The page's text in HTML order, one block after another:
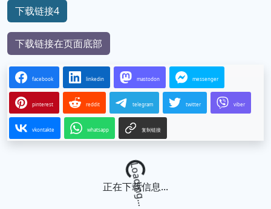
下载链接4
下载链接在页面底部
facebook linkedin mastodon messenger
pinterest reddit telegram twitter viber
vkontakte whatsapp 复制链接
Loading...
正在下载信息...